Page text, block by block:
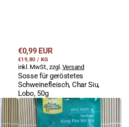
Regulärer
Preis
€0,99 EUR
STÜCKPREIS
€19,80 / PRO
KG
inkl. MwSt., zzgl. Versand
Sosse für geröstetes
Schweinefleisch, Char Siu,
Lobo, 50g
Szechuan,
Kung
Pao,